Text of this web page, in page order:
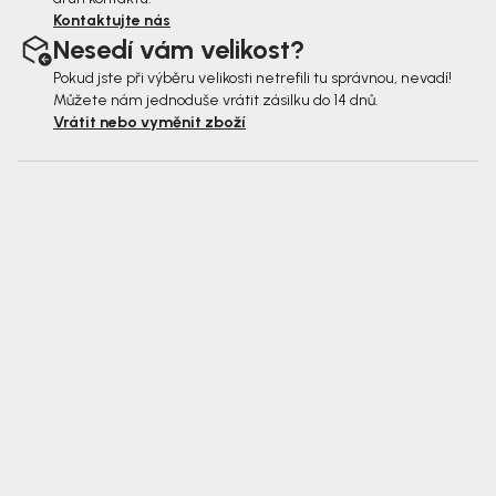
Kontaktujte nás
Nesedí vám velikost?
Pokud jste při výběru velikosti netrefili tu správnou, nevadí!
Můžete nám jednoduše vrátit zásilku do 14 dnů.
Vrátit nebo vyměnit zboží